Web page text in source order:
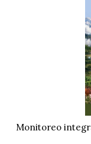
Monitoreo